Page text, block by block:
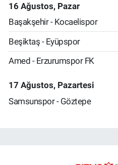
16 Ağustos, Pazar
Başakşehir - Kocaelispor
Beşiktaş - Eyüpspor
Amed - Erzurumspor FK
17 Ağustos, Pazartesi
Samsunspor - Göztepe